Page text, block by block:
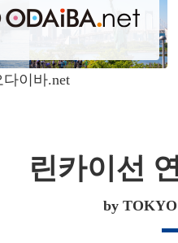
다이바.net
린카이선
by